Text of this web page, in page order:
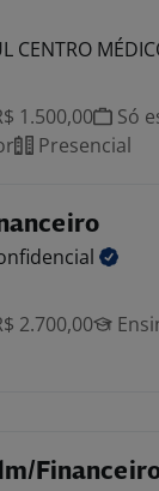
CENTRO
1.500,00
Só
Presencial
2.700,00